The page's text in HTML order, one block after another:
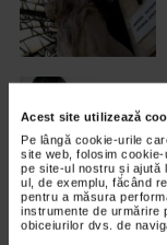
Acest site utilizează
Pe lângă cookie-urile
site web, folosim
pe site-ul nostru și ajută
ul, de exemplu, făcând
pentru a măsura
instrumente de urmărire
obiceiurilor dvs. de